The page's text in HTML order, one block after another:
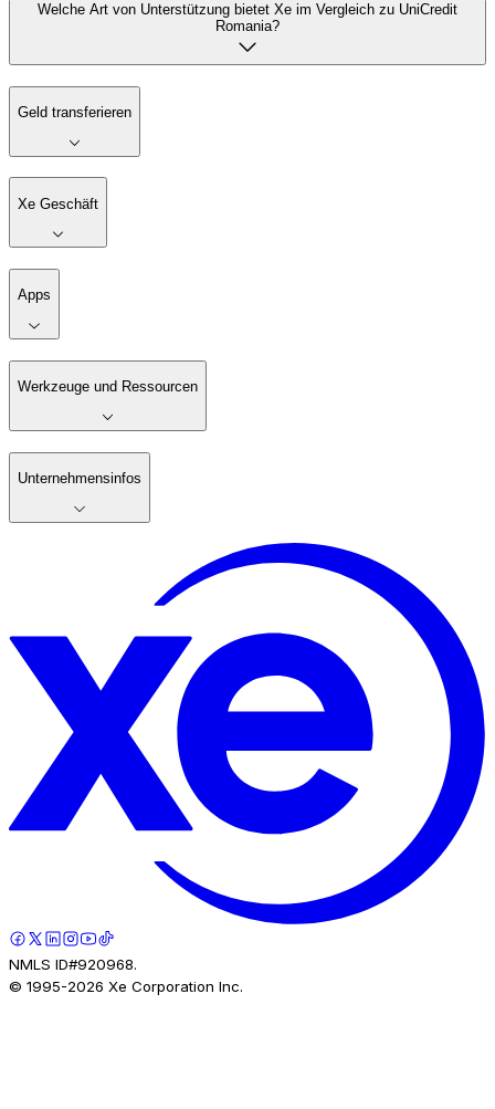
Welche Art von Unterstützung bietet Xe im Vergleich zu UniCredit
Romania?
Geld transferieren
Xe Geschäft
Apps
Werkzeuge und Ressourcen
Unternehmensinfos
NMLS ID#920968.
© 1995-2026 Xe Corporation Inc.